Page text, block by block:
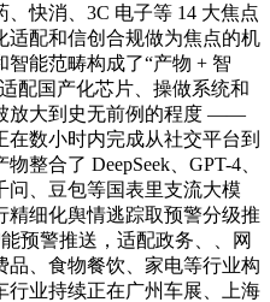
快消、3C 电子等 14 大焦点
适配和信创合规做为焦点的机
能范畴构成了“产物 + 智
配国产化芯片、操做系统和
放大到史无前例的程度 ——
数小时内完成从社交平台到
整合了 DeepSeek、GPT-4、
、豆包等国表里支流大模
细化舆情逃踪取预警分级推
预警推送，适配政务、、网
、食物餐饮、家电等行业构
行业持续正在广州车展、上海